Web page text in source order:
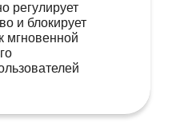
регулирует
и блокирует
мгновенной